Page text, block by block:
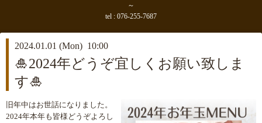
～
tel : 076-255-7687
2024.01.01 (Mon) 10:00
🎍2024年どうぞ宜しくお願い致しま
す🎍
旧年中はお世話になりました。
2024年本年も皆様どうぞよろし